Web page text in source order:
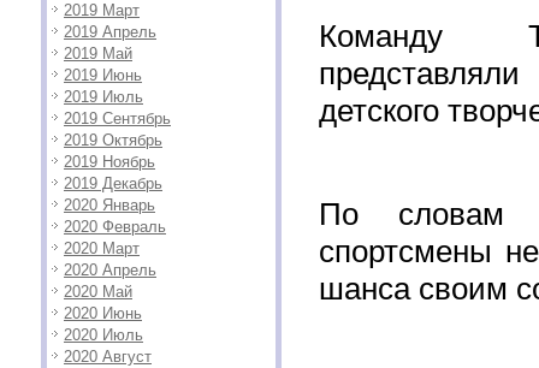
2019 Март
2019 Апрель
2019 Май
2019 Июнь
2019 Июль
2019 Сентябрь
2019 Октябрь
2019 Ноябрь
2019 Декабрь
2020 Январь
2020 Февраль
2020 Март
2020 Апрель
2020 Май
2020 Июнь
2020 Июль
2020 Август
Команду
детского
По словам
спортсмены
шанса своим